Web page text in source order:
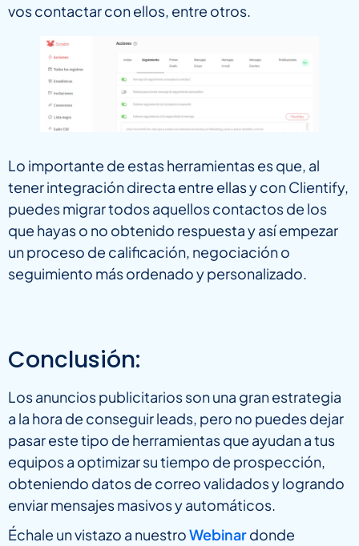
vos contactar con ellos, entre otros.
Lo importante de estas herramientas es que, al
tener integración directa entre ellas y con Clientify,
puedes migrar todos aquellos contactos de los
que hayas o no obtenido respuesta y así empezar
un proceso de calificación, negociación o
seguimiento más ordenado y personalizado.
Conclusión:
Los anuncios publicitarios son una gran estrategia
a la hora de conseguir leads, pero no puedes dejar
pasar este tipo de herramientas que ayudan a tus
equipos a optimizar su tiempo de prospección,
obteniendo datos de correo validados y logrando
enviar mensajes masivos y automáticos.
Échale un vistazo a nuestroWebinardonde